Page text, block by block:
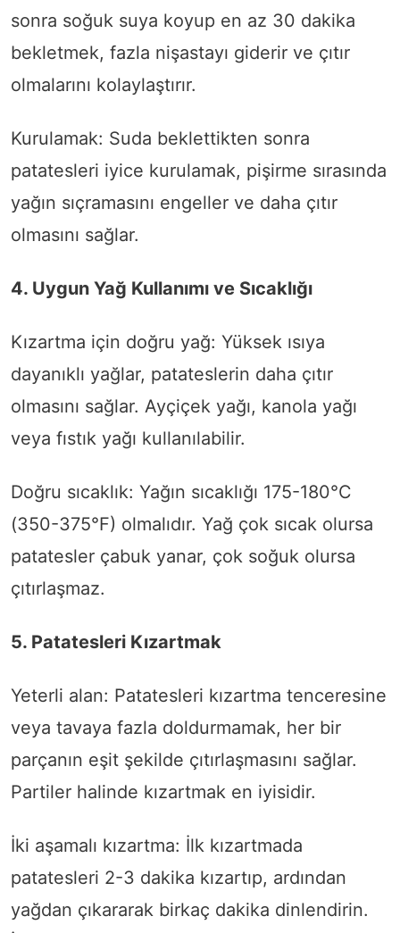
sonra soğuk suya koyup en az 30 dakika
bekletmek, fazla nişastayı giderir ve çıtır
olmalarını kolaylaştırır.
Kurulamak: Suda beklettikten sonra
patatesleri iyice kurulamak, pişirme sırasında
yağın sıçramasını engeller ve daha çıtır
olmasını sağlar.
4. Uygun Yağ Kullanımı ve Sıcaklığı
Kızartma için doğru yağ: Yüksek ısıya
dayanıklı yağlar, patateslerin daha çıtır
olmasını sağlar. Ayçiçek yağı, kanola yağı
veya fıstık yağı kullanılabilir.
Doğru sıcaklık: Yağın sıcaklığı 175-180°C
(350-375°F) olmalıdır. Yağ çok sıcak olursa
patatesler çabuk yanar, çok soğuk olursa
çıtırlaşmaz.
5. Patatesleri Kızartmak
Yeterli alan: Patatesleri kızartma tenceresine
veya tavaya fazla doldurmamak, her bir
parçanın eşit şekilde çıtırlaşmasını sağlar.
Partiler halinde kızartmak en iyisidir.
İki aşamalı kızartma: İlk kızartmada
patatesleri 2-3 dakika kızartıp, ardından
yağdan çıkararak birkaç dakika dinlendirin.